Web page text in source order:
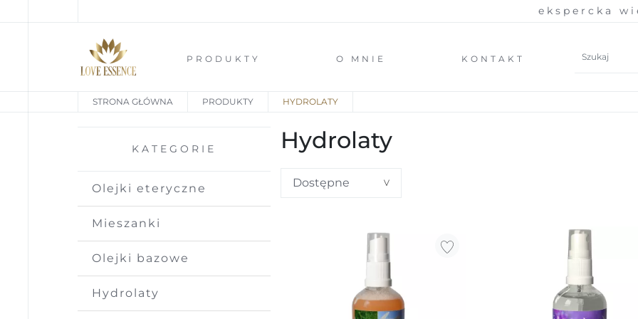
ekspercka
PRODUKTY O MNIE KONTAKT
STRONA GŁÓWNA PRODUKTY HYDROLATY
KATEGORIE
Olejki eteryczne
Mieszanki
Olejki bazowe
Hydrolaty
Hydrolaty